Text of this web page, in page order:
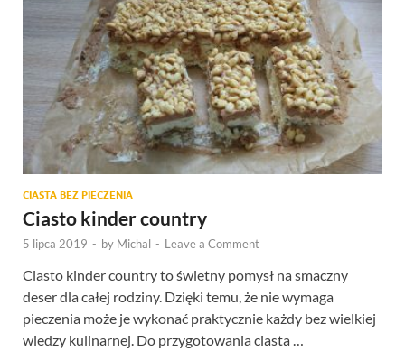
CIASTA BEZ PIECZENIA
Ciasto kinder country
5 lipca 2019 - by Michal - Leave a Comment
Ciasto kinder country to świetny pomysł na smaczny
deser dla całej rodziny. Dzięki temu, że nie wymaga
pieczenia może je wykonać praktycznie każdy bez wielkiej
wiedzy kulinarnej. Do przygotowania ciasta …